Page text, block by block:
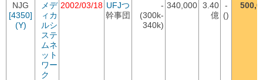
NJG
[4350]
(Y)
メデ
ィカ
ルシ
ステ
ムネ
ット
ワー
ク
2002/03/18 UFJつ
幹事団
-
(300k-
340k)
340,000 3.40
億
-
()